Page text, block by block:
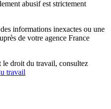
abusif est strictement
informations inexactes ou une
de votre agence France
le droit du travail, consultez
travail